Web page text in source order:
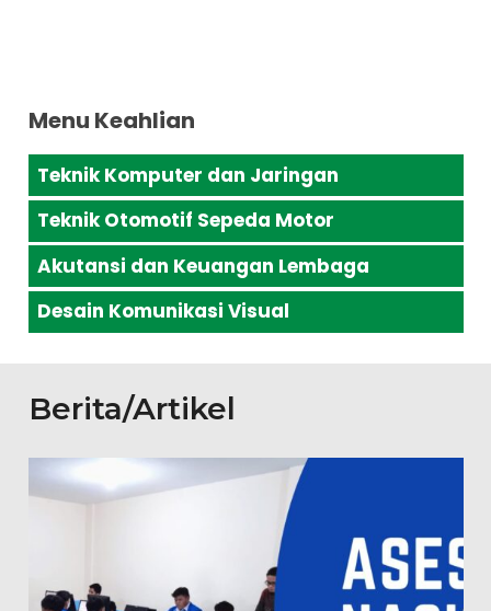
Menu Keahlian
Teknik Komputer dan Jaringan
Teknik Otomotif Sepeda Motor
Akutansi dan Keuangan Lembaga
Desain Komunikasi Visual
Berita/Artikel